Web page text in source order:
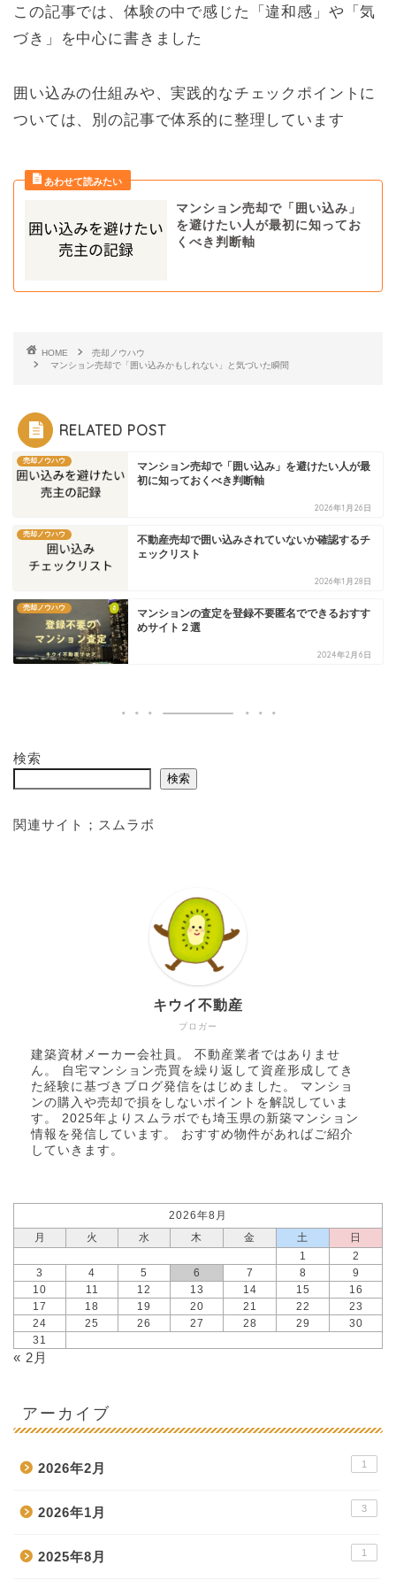
この記事では、 体験の中で感じた「違和感」や「気
づき」を中心に書きました
囲い込みの仕組みや、実践的なチェックポイントに
ついては、別の記事で体系的に整理しています
マンション売却で「囲い込み」
を避けたい人が最初に知ってお
くべき判断軸
HOME
売却ノウハウ
マンション売却で「囲い込みかもしれない」と気づいた瞬間
RELATED POST
売却ノウハウ
マンション売却で「囲い込み」を避けたい人が最
初に知っておくべき判断軸
2026年1月26日
売却ノウハウ
不動産売却で囲い込みされていないか確認するチ
ェックリスト
2026年1月28日
売却ノウハウ
マンションの査定を登録不要匿名でできるおすす
めサイト２選
2024年2月6日
検索
検索
関連サイト； スムラボ
ブロガー
キウイ不動産
建築資材メーカー会社員。 不動産業者ではありませ
ん。 自宅マンション売買を繰り返して資産形成してき
た経験に基づきブログ発信をはじめました。 マンショ
ンの購入や売却で損をしないポイントを解説していま
す。 2025年より スムラボ でも埼玉県の新築マンション
情報を発信しています。 おすすめ物件があればご紹介
していきます。
2026年8月
月
火 水 木 金 土
日
1
2
3
4 5 6 7 8
9
10
11 12 13 14 15
16
17
18 19 20 21 22
23
24
25 26 27 28 29
30
31
« 2月
アーカイブ
2026年2月 1
2026年1月 3
2025年8月 1